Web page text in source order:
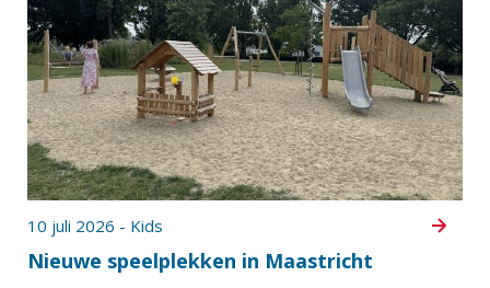
Nieuwe speelplekken in Maastricht
10 juli 2026 - Kids